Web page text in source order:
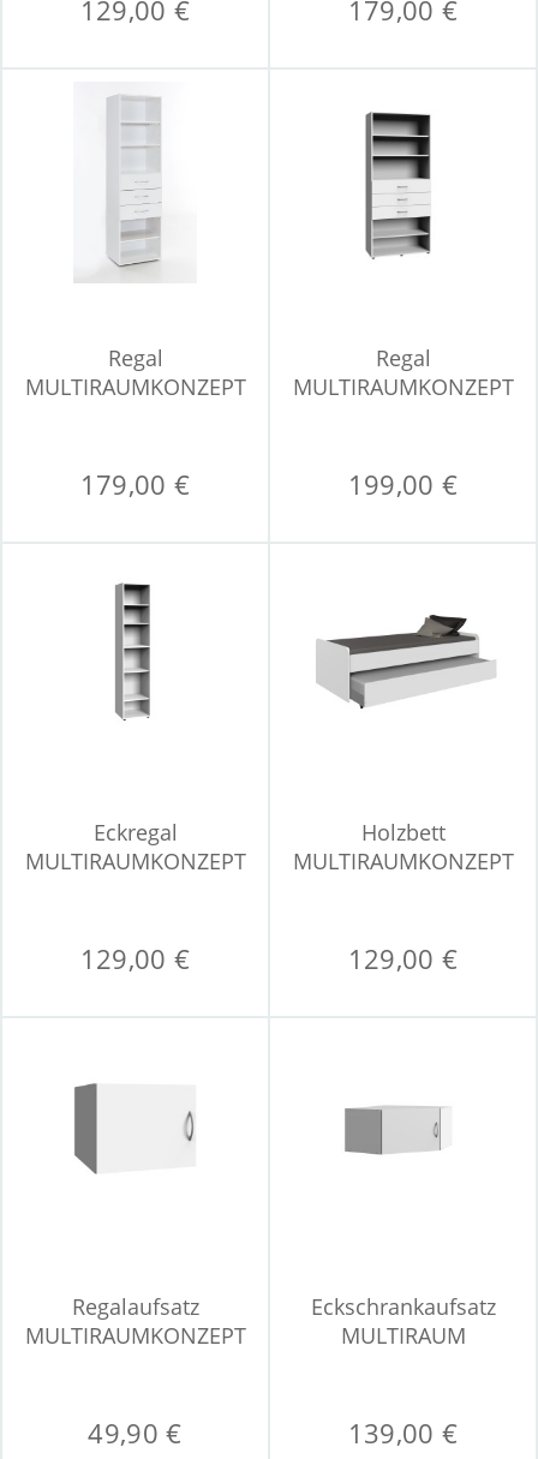
129,00 € 179,00 €
Regal
MULTIRAUMKONZEPT
179,00 €
Regal
MULTIRAUMKONZEPT
199,00 €
Eckregal
MULTIRAUMKONZEPT
129,00 €
Holzbett
MULTIRAUMKONZEPT
129,00 €
Regalaufsatz
MULTIRAUMKONZEPT
49,90 €
Eckschrankaufsatz
MULTIRAUM
139,00 €